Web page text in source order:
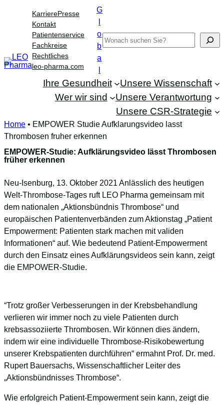
springen
KarrierePresse
Kontakt
Patientenservice
Fachkreise
Rechtliches
leo-pharma.com
G
o
b
a
Search
Ihre Gesundheit
Unsere Wissenschaft
Wer wir sind
Unsere Verantwortung
Unsere CSR-Strategie
Home • EMPOWER Studie Aufklarungsvideo lasst
Thrombosen fruher erkennen
EMPOWER-Studie: Aufklärungsvideo lässt Thrombosen
früher erkennen
Neu-Isenburg, 13. Oktober 2021 Anlässlich des heutigen
Welt-Thrombose-Tages ruft LEO Pharma gemeinsam mit
dem nationalen „Aktionsbündnis Thrombose“ und
europäischen Patientenverbänden zum Aktionstag „Patient
Empowerment: Patienten stark machen mit validen
Informationen“ auf. Wie bedeutend Patient-Empowerment
durch den Einsatz eines Aufklärungsvideos sein kann, zeigt
die EMPOWER-Studie.
“Trotz großer Verbesserungen in der Krebsbehandlung
verlieren wir immer noch zu viele Patienten durch
krebsassoziierte Thrombosen. Wir können dies ändern,
indem wir eine individuelle Thrombose-Risikobewertung
unserer Krebspatienten durchführen“ ermahnt Prof. Dr. med.
Rupert Bauersachs, Wissenschaftlicher Leiter des
„Aktionsbündnisses Thrombose“.
Wie erfolgreich Patient-Empowerment sein kann, zeigt die